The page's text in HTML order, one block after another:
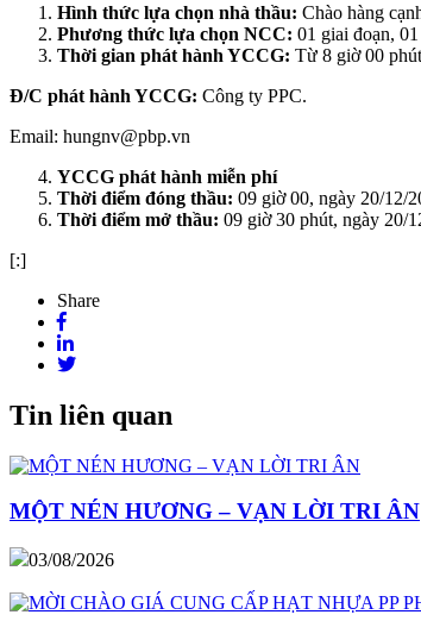
Hình thức lựa chọn nhà thầu: Chào hàng
Phương thức lựa chọn NCC: 01 giai đoạn,
Thời gian phát hành YCCG: Từ 8 giờ 00
Đ/C phát hành YCCG: Công ty PPC.
Email: hungnv@pbp.vn
YCCG phát hành miễn phí
Thời điểm đóng thầu: 09 giờ 00, ngày 20/12/
Thời điểm mở thầu: 09 giờ 30 phút, ngày 20/
[:]
Share
Tin liên quan
MỘT NÉN HƯƠNG – VẠN LỜI TRI ÂN
03/08/2026